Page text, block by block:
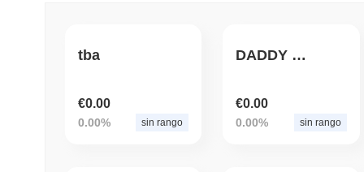
tba
€0.00
0.00% sin rango
DADDY PEPE
€0.00
0.00% sin rango